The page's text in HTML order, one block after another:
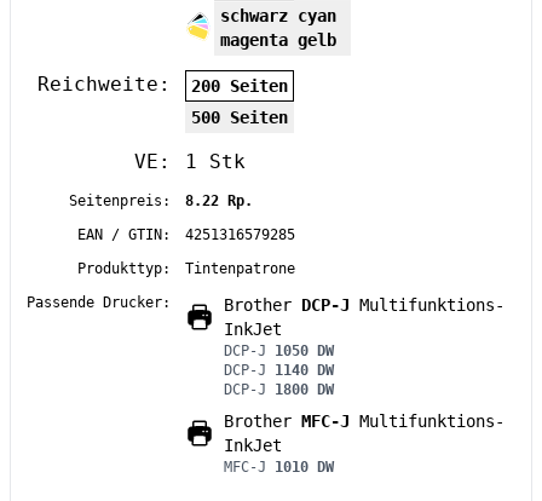
schwarz cyan
magenta gelb
Reichweite:
200 Seiten
500 Seiten
VE: 1 Stk
Seitenpreis:
8.22 Rp.
EAN / GTIN:
4251316579285
Produkttyp:
Tintenpatrone
Passende Drucker:
Brother DCP-J Multifunktions-
InkJet
DCP-J 1050 DW
DCP-J 1140 DW
DCP-J 1800 DW
Brother MFC-J Multifunktions-
InkJet
MFC-J 1010 DW